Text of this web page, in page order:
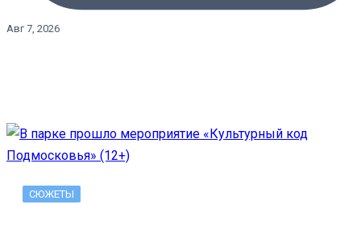
Авг 7, 2026
СЮЖЕТЫ